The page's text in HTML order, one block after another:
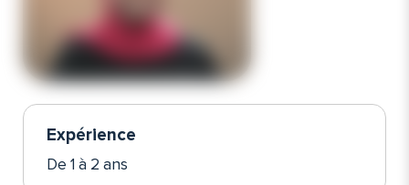
Expérience
De 1 à 2 ans